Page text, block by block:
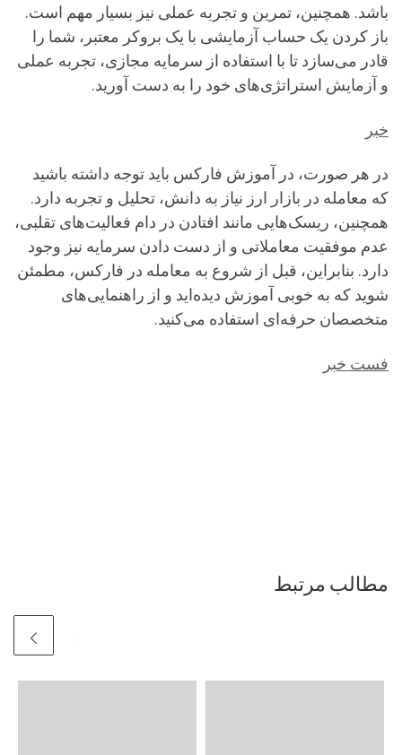
باشد. همچنین، تمرین و تجربه عملی نیز بسیار مهم است.
باز کردن یک حساب آزمایشی با یک بروکر معتبر، شما را
قادر می‌سازد تا با استفاده از سرمایه مجازی، تجربه عملی
و آزمایش استراتژی‌های خود را به دست آورید.
خبر
در هر صورت، در آموزش فارکس باید توجه داشته باشید
که معامله در بازار ارز نیاز به دانش، تحلیل و تجربه دارد.
همچنین، ریسک‌هایی مانند افتادن در دام فعالیت‌های تقلبی،
عدم موفقیت معاملاتی و از دست دادن سرمایه نیز وجود
دارد. بنابراین، قبل از شروع به معامله در فارکس، مطمئن
شوید که به خوبی آموزش دیده‌اید و از راهنمایی‌های
متخصصان حرفه‌ای استفاده می‌کنید.
فست خبر
مطالب مرتبط